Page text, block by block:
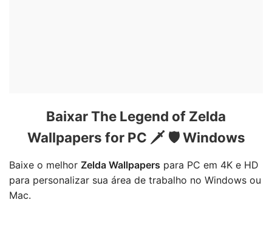
Baixar The Legend of Zelda
Wallpapers for PC 🗡 🛡 Windows
Baixe o melhor Zelda Wallpapers para PC em 4K e HD
para personalizar sua área de trabalho no Windows ou
Mac.